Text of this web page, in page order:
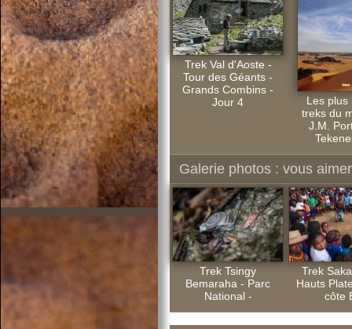
Trek Val d'Aoste -
Tour des Géants -
Grands Combins -
Jour 4
Les plus
treks du
J.M.
Galerie photos : vous
Trek Tsingy
Bemaraha - Parc
National -
Trek
Hauts
côte